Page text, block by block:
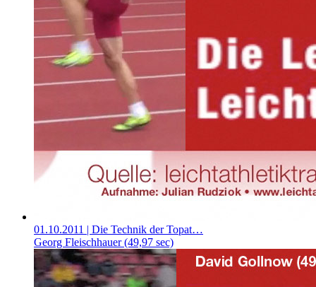
01.10.2011 | Die Technik der Topat…
Georg Fleischhauer (49,97 sec)